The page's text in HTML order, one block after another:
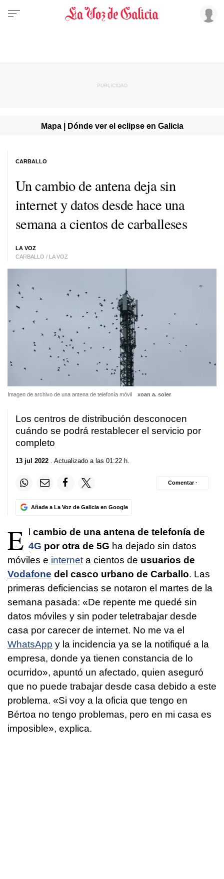
Mapa | Dónde ver el eclipse en Galicia
Un cambio de antena deja sin
internet y datos desde hace una
semana a cientos de carballeses
LA VOZ
CARBALLO / LA VOZ
CARBALLO
Imagen de archivo de una antena de telefonía móvil xoan a. soler
Los centros de distribución desconocen
cuándo se podrá restablecer el servicio por
completo
13 jul 2022 . Actualizado a las 01:22 h.
Añade a La Voz de Galicia en Google
Comentar ·
E l cambio de una antena de telefonía de
4G por otra de 5G ha dejado sin datos
móviles e internet a cientos de usuarios de
Vodafone del casco urbano de Carballo. Las
primeras deficiencias se notaron el martes de la
semana pasada: «De repente me quedé sin
datos móviles y sin poder teletrabajar desde
casa por carecer de internet. No me va el
WhatsApp y la incidencia ya se la notifiqué a la
empresa, donde ya tienen constancia de lo
ocurrido», apuntó un afectado, quien aseguró
que no puede trabajar desde casa debido a este
problema. «Si voy a la oficia que tengo en
Bértoa no tengo problemas, pero en mi casa es
imposible», explica.